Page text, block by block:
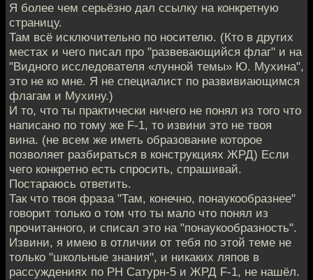
Я более чем серьёзно дал ссылку на конкретную
страницу.
Там всё исключительно по носителю. (Кто в других
местах и чего писал про "развевающийся флаг" и на
"Видного исследователя «лунной темы» Ю. Мухина",
это не ко мне. Я не специалист по развивиающимся
флагам и Мухину.)
И то, что ты практически ничего не понял из того что
написано по тому же F-1, то извини это не твоя
вина. (не всем же иметь образование которое
позволяет разбираться в конструкциях ЖРД) Если
чего конкретно есть спросить, спрашивай.
Постараюсь ответить.
Так что твоя фраза "Там, конечно, понаукообразнее"
говорит только о том что ты мало что понял из
прочитанного, и списал это на "понаукообразность".
Извини, я имею в отличии от тебя по этой теме не
только "школьные знания", и никаких ляпов в
рассуждениях по РН Сатурн-5 и ЖРД F-1, не нашёл.